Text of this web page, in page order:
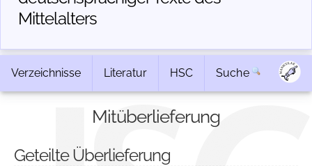
Mittelalters
Verzeichnisse Literatur HSC Suche
Mitüberlieferung
Geteilte Überlieferung